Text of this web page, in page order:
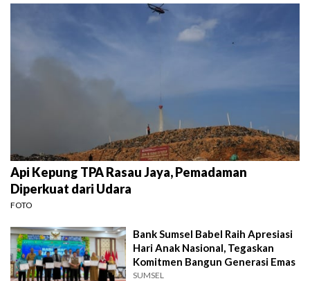
Api Kepung TPA Rasau Jaya, Pemadaman
Diperkuat dari Udara
FOTO
Bank Sumsel Babel Raih Apresiasi
Hari Anak Nasional, Tegaskan
Komitmen Bangun Generasi Emas
SUMSEL